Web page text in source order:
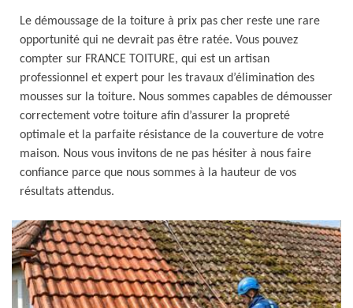
Le démoussage de la toiture à prix pas cher reste une rare
opportunité qui ne devrait pas être ratée. Vous pouvez
compter sur FRANCE TOITURE, qui est un artisan
professionnel et expert pour les travaux d’élimination des
mousses sur la toiture. Nous sommes capables de démousser
correctement votre toiture afin d’assurer la propreté
optimale et la parfaite résistance de la couverture de votre
maison. Nous vous invitons de ne pas hésiter à nous faire
confiance parce que nous sommes à la hauteur de vos
résultats attendus.